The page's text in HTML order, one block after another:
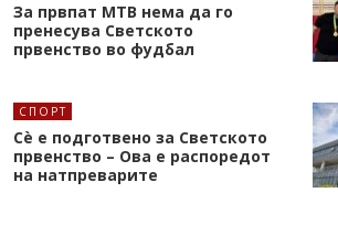
За првпат МТВ нема да го
пренесува Светското
првенство во фудбал
СПОРТ
Сè е подготвено за Светското
првенство – Ова е распоредот
на натпреварите